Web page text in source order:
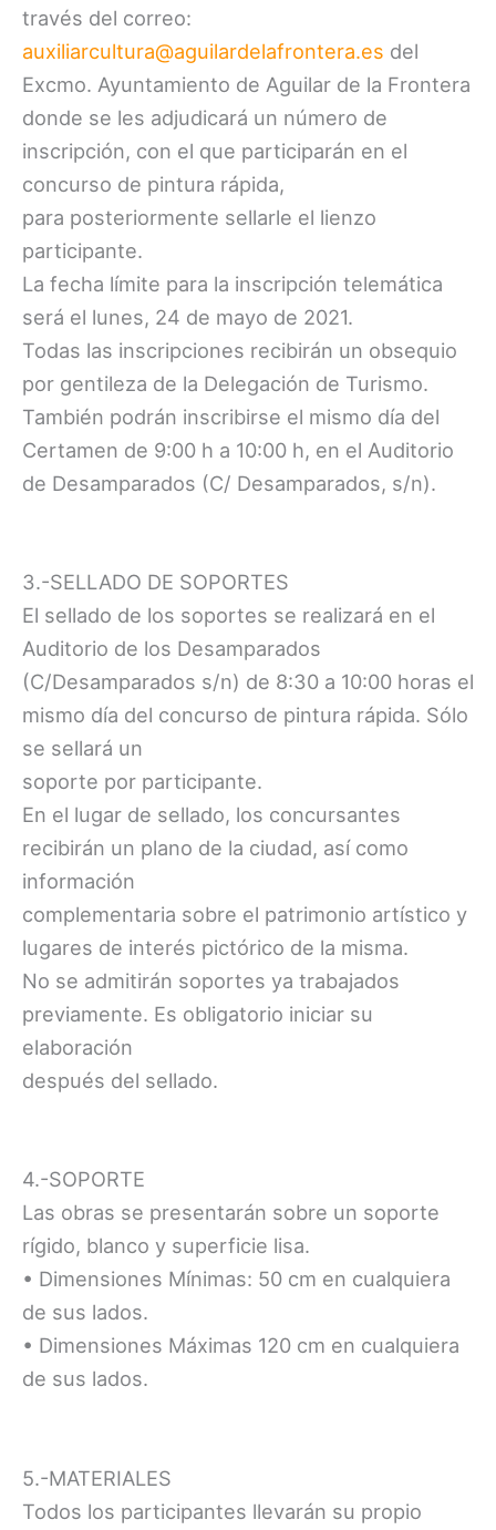
través del correo:
auxiliarcultura@aguilardelafrontera.es del
Excmo. Ayuntamiento de Aguilar de la Frontera
donde se les adjudicará un número de
inscripción, con el que participarán en el
concurso de pintura rápida,
para posteriormente sellarle el lienzo
participante.
La fecha límite para la inscripción telemática
será el lunes, 24 de mayo de 2021.
Todas las inscripciones recibirán un obsequio
por gentileza de la Delegación de Turismo.
También podrán inscribirse el mismo día del
Certamen de 9:00 h a 10:00 h, en el Auditorio
de Desamparados (C/ Desamparados, s/n).
3.-SELLADO DE SOPORTES
El sellado de los soportes se realizará en el
Auditorio de los Desamparados
(C/Desamparados s/n) de 8:30 a 10:00 horas el
mismo día del concurso de pintura rápida. Sólo
se sellará un
soporte por participante.
En el lugar de sellado, los concursantes
recibirán un plano de la ciudad, así como
información
complementaria sobre el patrimonio artístico y
lugares de interés pictórico de la misma.
No se admitirán soportes ya trabajados
previamente. Es obligatorio iniciar su
elaboración
después del sellado.
4.-SOPORTE
Las obras se presentarán sobre un soporte
rígido, blanco y superficie lisa.
• Dimensiones Mínimas: 50 cm en cualquiera
de sus lados.
• Dimensiones Máximas 120 cm en cualquiera
de sus lados.
5.-MATERIALES
Todos los participantes llevarán su propio